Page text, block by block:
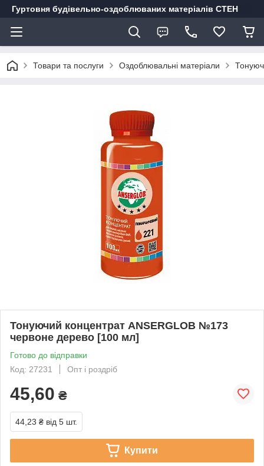
Гуртовня будівельно-оздоблюваних матеріалів СТЕН
Товари та послуги Оздоблювальні матеріали
Тонуючий концентрат ANSERGLOB №173
червоне дерево [100 мл]
Готово до відправки
Код: 27231
Опт і роздріб
45,60 ₴
44,23 ₴ від 5 шт.
Купити